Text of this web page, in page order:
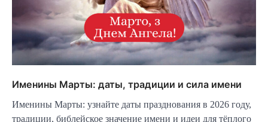
Именины Марты: даты, традиции и сила имени
Именины Марты: узнайте даты празднования в 2026 году,
традиции, библейское значение имени и идеи для тёплого